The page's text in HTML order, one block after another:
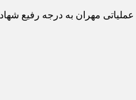
مهران به درجه رفیع